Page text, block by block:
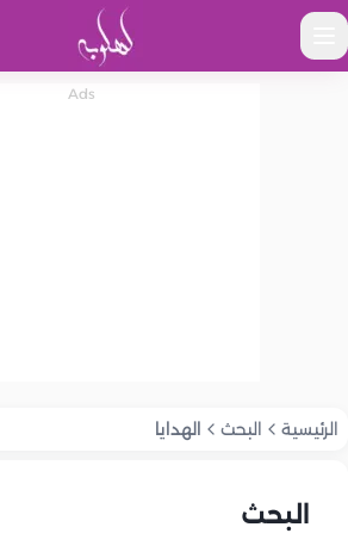
الرئيسية البحث الهدايا
البحث